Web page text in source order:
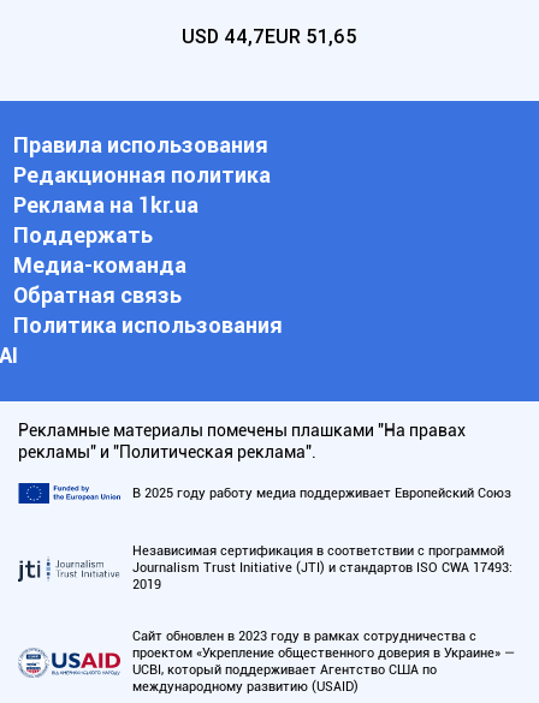
USD 44,7EUR 51,65
Правила использования
Редакционная политика
Реклама на 1kr.ua
Поддержать
Медиа-команда
Обратная связь
Политика использования
АI
Рекламные материалы помечены плашками "На правах
рекламы" и "Политическая реклама".
В 2025 году работу медиа поддерживает Европейский Союз
Независимая сертификация в соответствии с программой
Journalism Trust Initiative (JTI) и стандартов ISO CWA 17493:
2019
Сайт обновлен в 2023 году в рамках сотрудничества с
проектом «Укрепление общественного доверия в Украине» —
UCBI, который поддерживает Агентство США по
международному развитию (USAID)